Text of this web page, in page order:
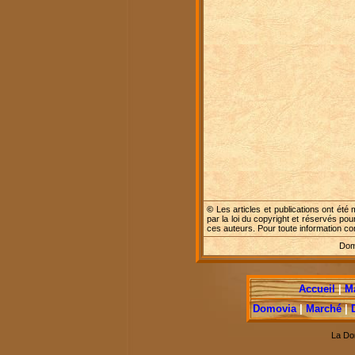
© Les articles et publications ont été
par la loi du copyright et réservés
ces auteurs. Pour toute information
Accueil|
Domovia|Marché|
La